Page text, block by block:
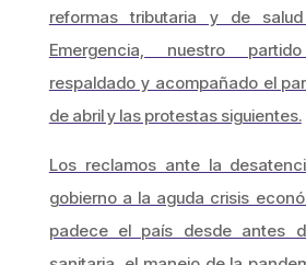
reformas tributaria y de
Emergencia, nuestro
respaldado y acompañado el
de abril y las protestas siguientes.
Los reclamos ante la
gobierno a la aguda crisis
padece el país desde antes